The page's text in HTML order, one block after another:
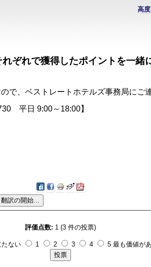
高
ぞれで獲得したポイントを一緒
ので、ベストレートホテルズ事務局
平日 9:00～18:00】
評価点数: 1 (3 件の投票)
たない 1 2 3 4 5 最も価値が